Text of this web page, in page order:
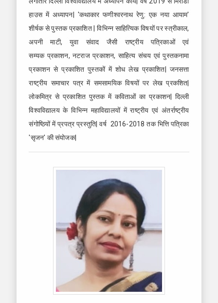
हाउस में अध्यापन| 'कथाकार फणीश्वरनाथ रेणु: एक नया आयाम'
शीर्षक से पुस्तक प्रकाशित | विभिन्न साहित्यिक विषयों पर स्त्रीकाल,
अपनी माटी, युवा संवाद जैसी राष्ट्रीय पत्रिकाओं एवं
सम्यक प्रकाशन, नटराज प्रकाशन, साहित्य संचय एवं पुस्तकनामा
प्रकाशन से प्रकाशित पुस्तकों में शोध लेख प्रकाशित| जनसत्ता
राष्ट्रीय समाचार पत्र में समसामयिक विषयों पर लेख प्रकशित|
लोकमित्र से प्रकाशित पुस्तक में कविताओं का प्रकाशन| दिल्ली
विश्वविद्यालय के विभिन्न महाविद्यालयों में राष्ट्रीय एवं अंतर्राष्ट्रीय
संगोष्ठियों में प्रपत्र प्रस्तुति| वर्ष 2016-2018 तक भित्ति पत्रिका
'सृजन' की संयोजक|